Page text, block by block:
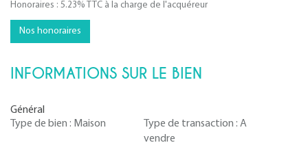
Honoraires : 5.23% TTC à la charge de l'acquéreur
Nos honoraires
INFORMATIONS SUR LE BIEN
Général
Type de bien : Maison Type de transaction : A
vendre